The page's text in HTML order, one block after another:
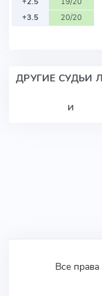
+3.5
20/20
ДРУГИЕ СУДЬИ
И
Все